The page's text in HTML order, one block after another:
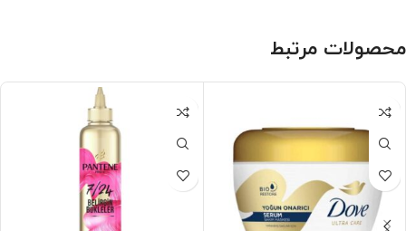
محصولات مرتبط